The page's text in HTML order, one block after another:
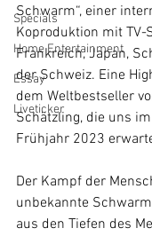
Specials
Home Entertainment
Essay
Liveticker
Schwarm“, einer
Koproduktion mit TV-
Frankreich, Japan,
der Schweiz. Eine
dem Weltbestseller
Schätzling, die uns
Frühjahr 2023
Der Kampf der
unbekannte
aus den Tiefen des